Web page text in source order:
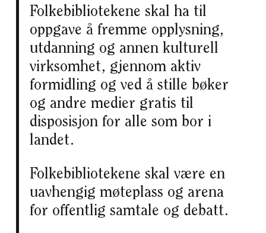
Folkebibliotekene skal ha til
oppgave å fremme opplysning,
utdanning og annen kulturell
virksomhet, gjennom aktiv
formidling og ved å stille bøker
og andre medier gratis til
disposisjon for alle som bor i
landet.
Folkebibliotekene skal være en
uavhengig møteplass og arena
for offentlig samtale og debatt.